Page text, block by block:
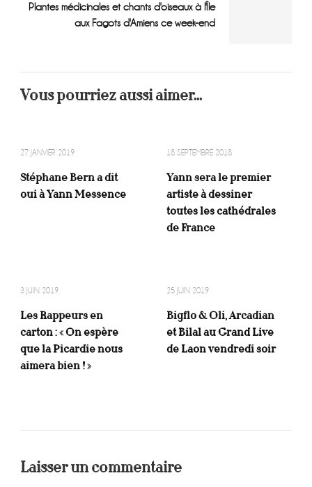
Plantes médicinales et chants d'oiseaux à l'Île
aux Fagots d'Amiens ce week-end
Vous pourriez aussi aimer...
27 JANVIER 2019
Stéphane Bern a dit
oui à Yann Messence
18 SEPTEMBRE 2018
Yann sera le premier
artiste à dessiner
toutes les cathédrales
de France
3 JUIN 2019
Les Rappeurs en
carton : « On espère
que la Picardie nous
aimera bien ! »
25 JUIN 2019
Bigflo & Oli, Arcadian
et Bilal au Grand Live
de Laon vendredi soir
Laisser un commentaire